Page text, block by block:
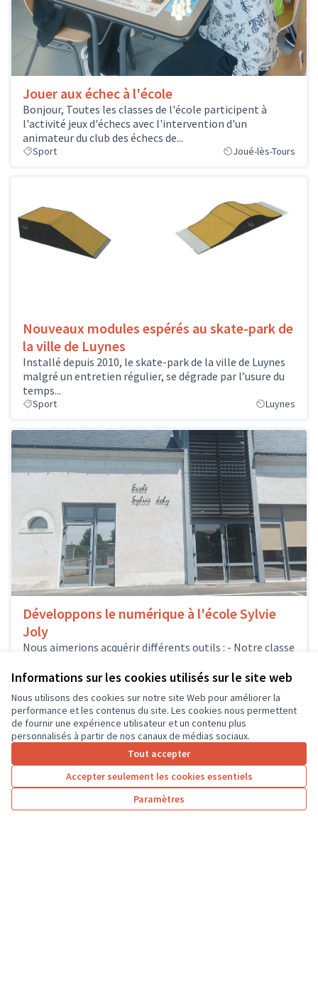
Informations sur les cookies utilisés sur le site web
Nous utilisons des cookies sur notre site Web pour améliorer la
performance et les contenus du site. Les cookies nous permettent
de fournir une expérience utilisateur et un contenu plus
personnalisés à partir de nos canaux de médias sociaux.
Tout accepter
Accepter seulement les cookies essentiels
Paramètres
Jouer aux échec à l'école
Bonjour, Toutes les classes de l'école participent à
l'activité jeux d'échecs avec l'intervention d'un
animateur du club des échecs de...
Sport Joué-lès-Tours
Nouveaux modules espérés au skate-park de
la ville de Luynes
Installé depuis 2010, le skate-park de la ville de Luynes
malgré un entretien régulier, se dégrade par l’usure du
temps...
Sport Luynes
Développons le numérique à l'école Sylvie
Joly
Nous aimerions acquérir différents outils : - Notre classe
ordinateurs portables, afin que les élèves...
Résultats par page : 25
3 … 7